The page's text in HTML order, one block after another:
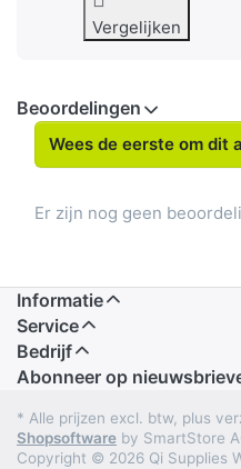
Vergelijken
Beoordelingen
Wees de eerste om dit
Er zijn nog geen
Informatie
Service
Bedrijf
Abonneer op
* Alle prijzen excl. btw, plus
Shopsoftware by SmartStore
Copyright © 2026 Qi Supplies